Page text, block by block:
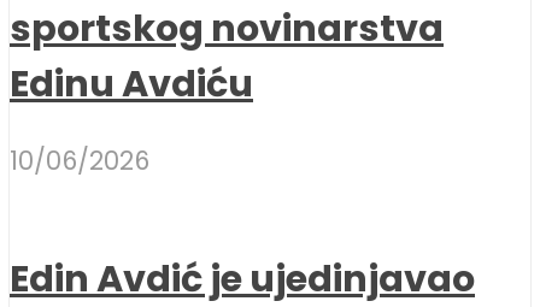
sportskog novinarstva
Edinu Avdiću
10/06/2026
Edin Avdić je ujedinjavao